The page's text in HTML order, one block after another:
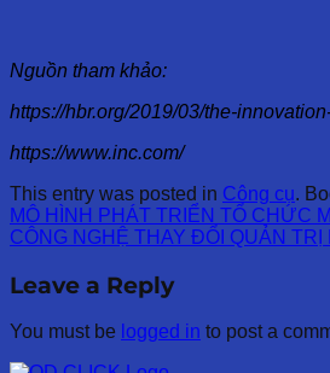
Nguồn tham khảo:
https://hbr.org/2019/03/the-
https://www.inc.com/
This entry was posted in Công cụ.
MÔ HÌNH PHÁT TRIỂN TỔ CHỨC
CÔNG NGHỆ THAY ĐỔI QUẢN
Leave a Reply
You must be logged in to post a